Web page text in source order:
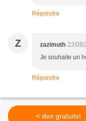
Répondre
Z zazimuth 22/08/
Je souhaite un
Répondre
< des gratuits!